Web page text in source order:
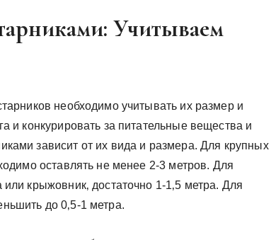
Учитываем
необходимо учитывать их размер и
и конкурировать за питательные вещества и
зависит от их вида и размера. Для крупных
оставлять не менее 2-3 метров. Для
крыжовник‚ достаточно 1-1‚5 метра. Для
до 0‚5-1 метра.